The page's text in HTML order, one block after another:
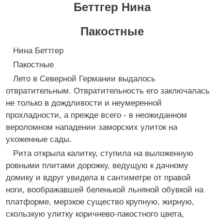
Беттгер Нина
Пакостные
Нина Беттгер
Пакостные
Лето в Северной Германии выдалось
отвратительным. Отвратительность его заключалась
не только в дождливости и неумеренной
прохладности, а прежде всего - в неожиданном
вероломном нападении заморских улиток на
ухоженные сады.
Рита открыла калитку, ступила на выложенную
ровными плитами дорожку, ведущую к дачному
домику и вдруг увидела в сантиметре от правой
ноги, воображавшей беленькой льняной обувкой на
платформе, мерзкое существо крупную, жирную,
скользкую улитку коричнево-пакостного цвета,